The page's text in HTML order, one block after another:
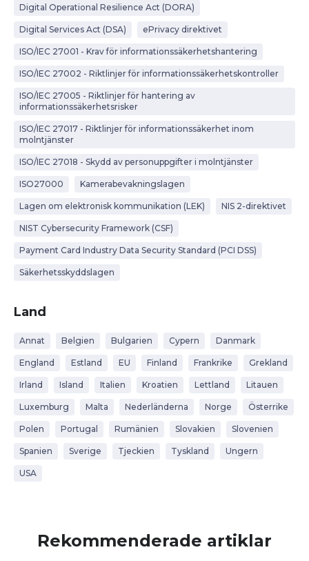
Digital Operational Resilience Act (DORA)
Digital Services Act (DSA) ePrivacy direktivet
ISO/IEC 27001 - Krav för informationssäkerhetshantering
ISO/IEC 27002 - Riktlinjer för informationssäkerhetskontroller
ISO/IEC 27005 - Riktlinjer för hantering av
informationssäkerhetsrisker
ISO/IEC 27017 - Riktlinjer för informationssäkerhet inom
molntjänster
ISO/IEC 27018 - Skydd av personuppgifter i molntjänster
ISO27000 Kamerabevakningslagen
Lagen om elektronisk kommunikation (LEK) NIS 2-direktivet
NIST Cybersecurity Framework (CSF)
Payment Card Industry Data Security Standard (PCI DSS)
Säkerhetsskyddslagen
Land
Annat Belgien Bulgarien Cypern Danmark
England Estland EU Finland Frankrike Grekland
Irland Island Italien Kroatien Lettland Litauen
Luxemburg Malta Nederländerna Norge Österrike
Polen Portugal Rumänien Slovakien Slovenien
Spanien Sverige Tjeckien Tyskland Ungern
USA
Rekommenderade artiklar